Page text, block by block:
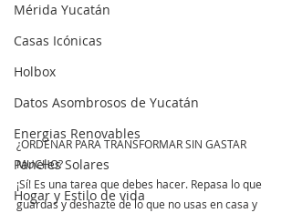
Mérida Yucatán
Casas Icónicas
Holbox
Datos Asombrosos de Yucatán
Energias Renovables
Paneles Solares
Hogar y Estilo de vida
¿ORDENAR PARA TRANSFORMAR SIN GASTAR
MUCHO?
¡Sí! Es una tarea que debes hacer. Repasa lo que
guardas y deshazte de lo que no usas en casa y